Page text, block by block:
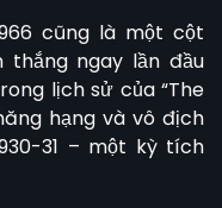
cũng là một cột
thắng ngay lần đầu
lịch sử của “The
hạng và vô địch
31 – một kỳ tích